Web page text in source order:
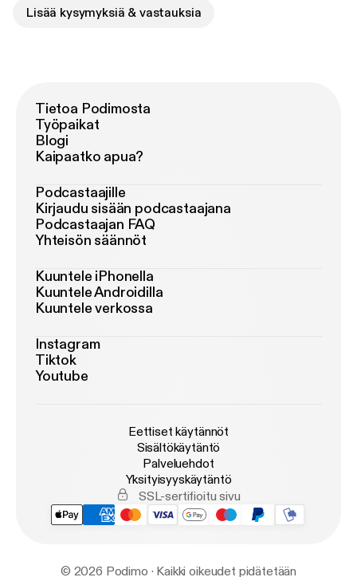
Lisää kysymyksiä & vastauksia
Tietoa Podimosta
Työpaikat
Blogi
Kaipaatko apua?
Podcastaajille
Kirjaudu sisään podcastaajana
Podcastaajan FAQ
Yhteisön säännöt
Kuuntele iPhonella
Kuuntele Androidilla
Kuuntele verkossa
Instagram
Tiktok
Youtube
Eettiset käytännöt
Sisältökäytäntö
Palveluehdot
Yksityisyyskäytäntö
SSL-sertifioitu sivu
© 2026 Podimo · Kaikki oikeudet pidätetään